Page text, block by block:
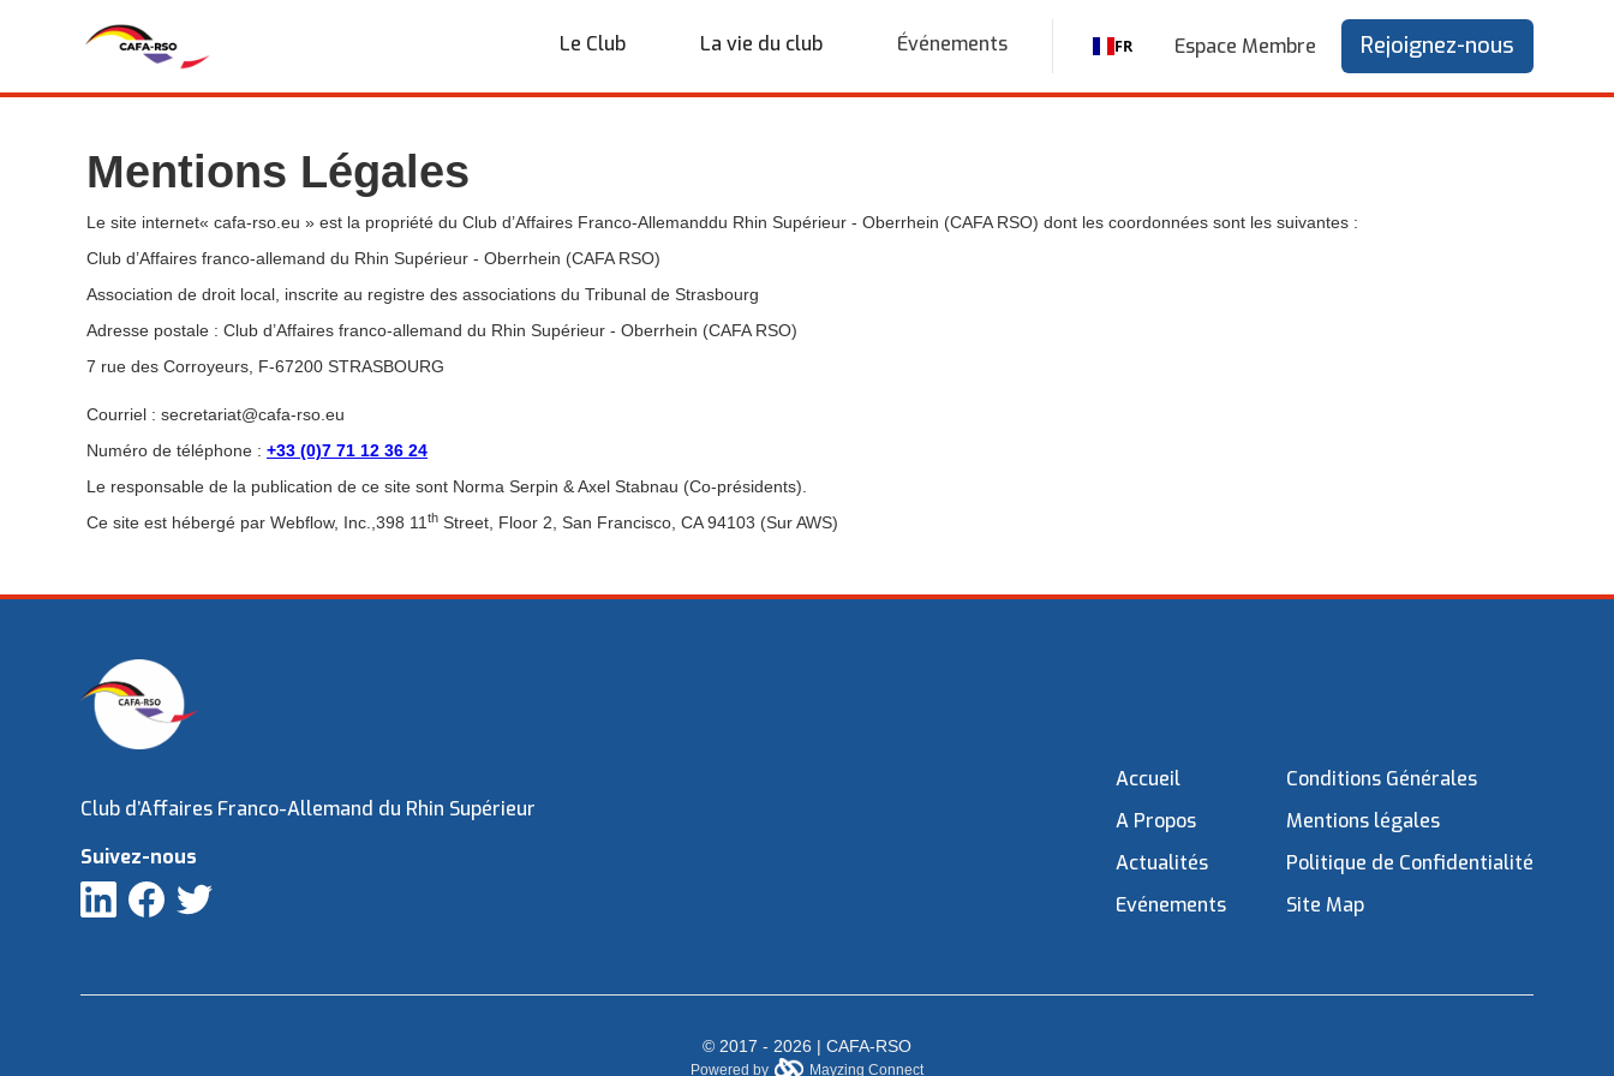
Le Club La vie du club Événements FR Espace Membre Rejoignez-nous
Mentions Légales
Le site internet« cafa-rso.eu » est la propriété du Club d’Affaires Franco-Allemanddu Rhin Supérieur - Oberrhein (CAFA RSO) dont les coordonnées sont les suivantes :
Club d’Affaires franco-allemand du Rhin Supérieur - Oberrhein (CAFA RSO)
Association de droit local, inscrite au registre des associations du Tribunal de Strasbourg
Adresse postale : Club d’Affaires franco-allemand du Rhin Supérieur - Oberrhein (CAFA RSO)
7 rue des Corroyeurs, F-67200 STRASBOURG
Courriel : secretariat@cafa-rso.eu
Numéro de téléphone : +33 (0)7 71 12 36 24
Le responsable de la publication de ce site sont Norma Serpin & Axel Stabnau (Co-présidents).
Ce site est hébergé par Webflow, Inc.,398 11 th Street, Floor 2, San Francisco, CA 94103 (Sur AWS)
Accueil
Conditions Générales
Mentions légales
Politique de Confidentialité
Site Map
A Propos
Actualités
Evénements
Club d’Affaires Franco-Allemand du Rhin Supérieur
Suivez-nous
© 2017 - 2026 | CAFA-RSO
Powered by Mayzing Connect